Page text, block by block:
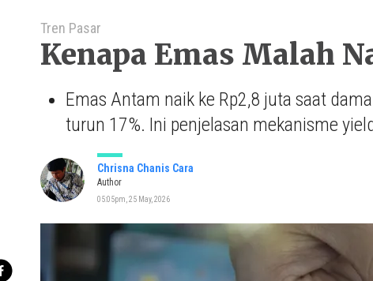
Tren Pasar
Kenapa Emas Malah
Emas Antam naik ke Rp2,8 juta saat
turun 17%. Ini penjelasan mekanisme
Chrisna Chanis Cara
Author
05:05pm, 25 May, 2026